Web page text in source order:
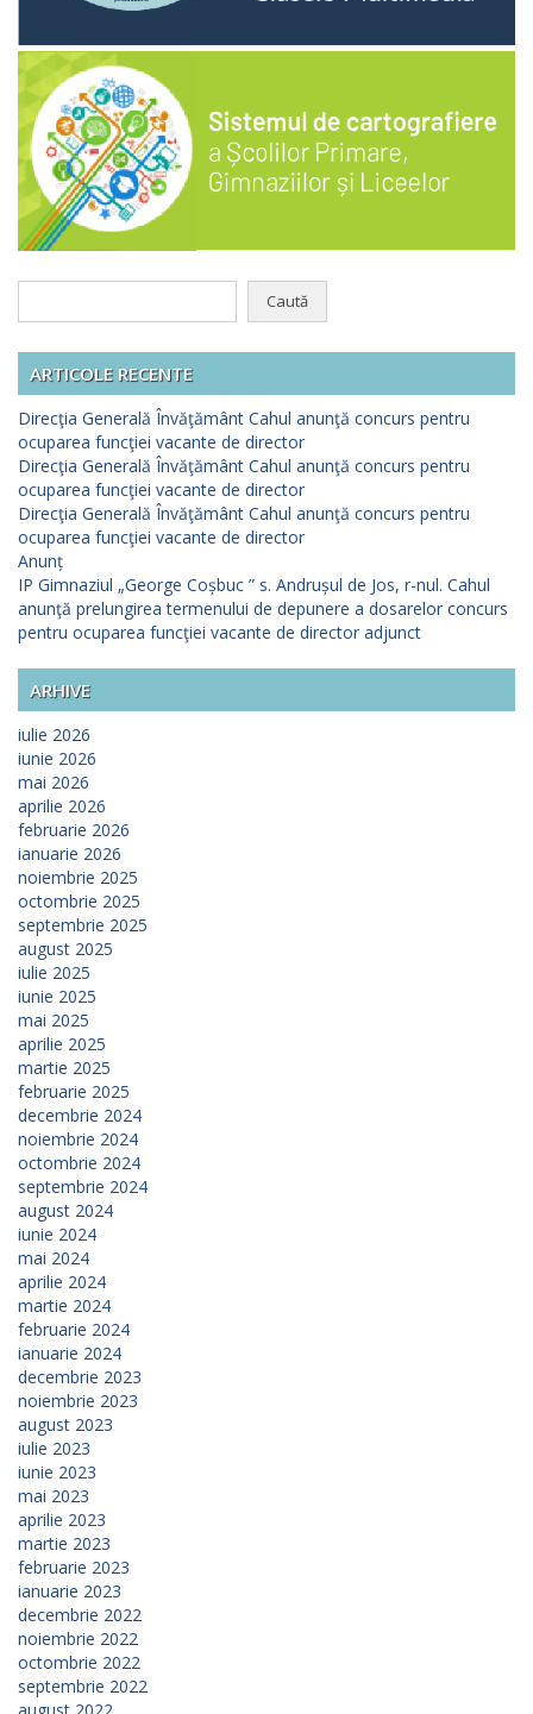
ARTICOLE RECENTE
Direcţia Generală Învăţământ Cahul anunţă concurs pentru
ocuparea funcţiei vacante de director
Direcţia Generală Învăţământ Cahul anunţă concurs pentru
ocuparea funcţiei vacante de director
Direcţia Generală Învăţământ Cahul anunţă concurs pentru
ocuparea funcţiei vacante de director
Anunț
IP Gimnaziul „George Coșbuc ” s. Andrușul de Jos, r-nul. Cahul
anunţă prelungirea termenului de depunere a dosarelor concurs
pentru ocuparea funcţiei vacante de director adjunct
ARHIVE
iulie 2026
iunie 2026
mai 2026
aprilie 2026
februarie 2026
ianuarie 2026
noiembrie 2025
octombrie 2025
septembrie 2025
august 2025
iulie 2025
iunie 2025
mai 2025
aprilie 2025
martie 2025
februarie 2025
decembrie 2024
noiembrie 2024
octombrie 2024
septembrie 2024
august 2024
iunie 2024
mai 2024
aprilie 2024
martie 2024
februarie 2024
ianuarie 2024
decembrie 2023
noiembrie 2023
august 2023
iulie 2023
iunie 2023
mai 2023
aprilie 2023
martie 2023
februarie 2023
ianuarie 2023
decembrie 2022
noiembrie 2022
octombrie 2022
septembrie 2022